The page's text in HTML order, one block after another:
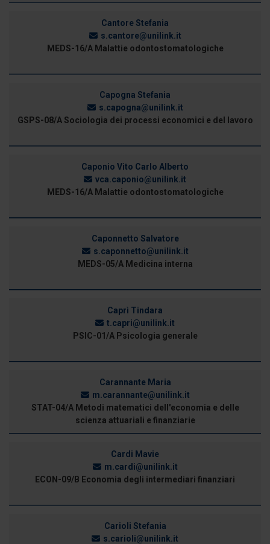
Cantore Stefania
s.cantore@unilink.it
MEDS-16/A Malattie odontostomatologiche
Capogna Stefania
s.capogna@unilink.it
GSPS-08/A Sociologia dei processi economici e del lavoro
Caponio Vito Carlo Alberto
vca.caponio@unilink.it
MEDS-16/A Malattie odontostomatologiche
Caponnetto Salvatore
s.caponnetto@unilink.it
MEDS-05/A Medicina interna
Caprì Tindara
t.capri@unilink.it
PSIC-01/A Psicologia generale
Carannante Maria
m.carannante@unilink.it
STAT-04/A Metodi matematici dell'economia e delle
scienza attuariali e finanziarie
Cardi Mavie
m.cardi@unilink.it
ECON-09/B Economia degli intermediari finanziari
Carioli Stefania
s.carioli@unilink.it